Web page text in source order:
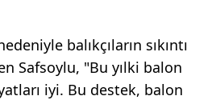
balıkçıların sıkıntı
Safsoylu, "Bu yılki balon
iyi. Bu destek, balon